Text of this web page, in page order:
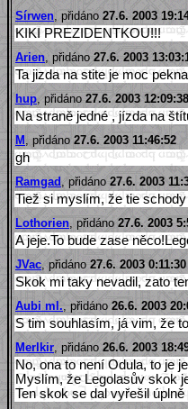
Sírwen , přidáno 27.6. 2003
KIKI PREZIDENTKOU!!!
Arien , přidáno 27.6. 2003
Ta jizda na stite je moc
hup , přidáno 27.6. 2003 12:09:38
Na straně jedné , jízda na
M , přidáno 27.6. 2003 11:46:52
gh
Ramgad , přidáno 27.6. 2003
Tiež si myslím, že tie
Lothorien , přidáno 27.6. 2003
A jeje.To bude zase
JVac , přidáno 27.6. 2003 0:11:30
Skok mi taky nevadil, zato
Aubi ml. , přidáno 26.6. 2003
S tim souhlasím, já vim, že
Merlkir , přidáno 26.6. 2003
No, ona to není Odula, to je
Myslím, že Legolasův skok
Ten skok se dal vyřešil